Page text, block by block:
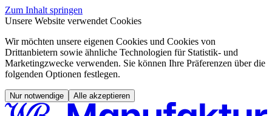
Zum Inhalt springen
Unsere Website verwendet Cookies
Wir möchten unsere eigenen Cookies und Cookies von
Drittanbietern sowie ähnliche Technologien für Statistik- und
Marketingzwecke verwenden. Sie können Ihre Präferenzen über die
folgenden Optionen festlegen.
Nur notwendige Alle akzeptieren